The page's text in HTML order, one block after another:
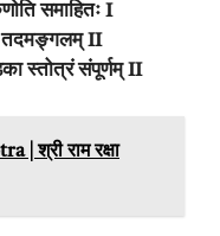
समाहितः I
तदमङ्गलम् II
स्तोत्रं संपूर्णम् II
| श्री राम रक्षा